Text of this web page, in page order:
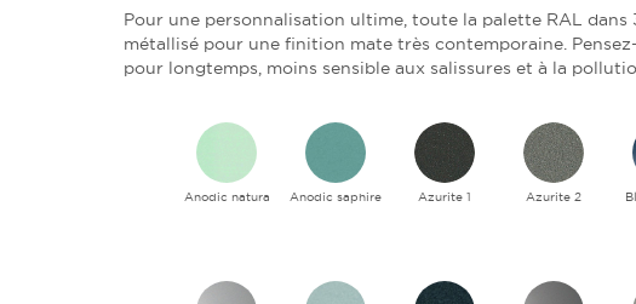
Pour une personnalisation ultime, toute la palette RAL
métallisé pour une finition mate très contemporaine.
pour longtemps, moins sensible aux salissures et à la
Anodic natura Anodic saphire Azurite 1 Azurite 2